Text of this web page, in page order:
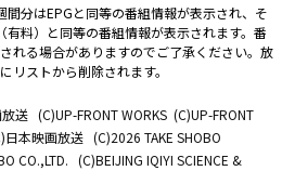
間分はEPGと同等の番組情報が表示され、そ
有料）と同等の番組情報が表示されます。番
れる場合がありますのでご了承ください。放
リストから削除されます。
送 (C)UP-FRONT WORKS (C)UP-FRONT
日本映画放送 (C)2026 TAKE SHOBO
CO.,LTD. (C)BEIJING IQIYI SCIENCE &